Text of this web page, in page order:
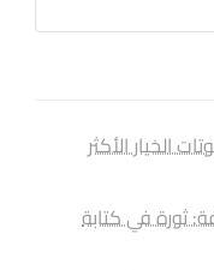
الخيار الأكثر
ثورة في كتابة